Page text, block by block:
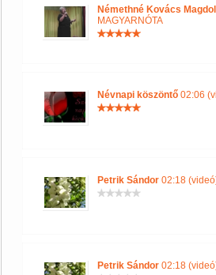
Némethné Kovács
MAGYARNÓTA
Névnapi köszöntő 02:06
Petrik Sándor 02:18
Petrik Sándor 02:18